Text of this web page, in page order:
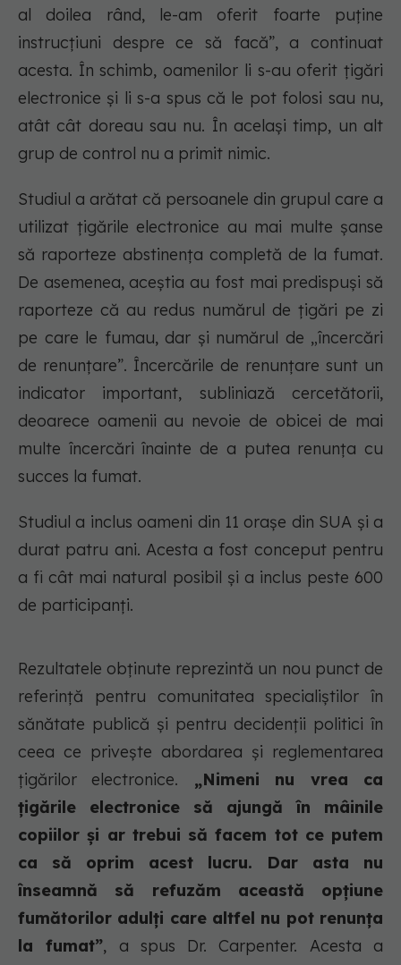
al doilea rând, le-am oferit foarte puține
instrucțiuni despre ce să facă”, a continuat
acesta. În schimb, oamenilor li s-au oferit țigări
electronice și li s-a spus că le pot folosi sau nu,
atât cât doreau sau nu. În același timp, un alt
grup de control nu a primit nimic.
Studiul a arătat că persoanele din grupul care a
utilizat țigările electronice au mai multe șanse
să raporteze abstinența completă de la fumat.
De asemenea, aceștia au fost mai predispuși să
raporteze că au redus numărul de țigări pe zi
pe care le fumau, dar și numărul de „încercări
de renunțare”. Încercările de renunțare sunt un
indicator important, subliniază cercetătorii,
deoarece oamenii au nevoie de obicei de mai
multe încercări înainte de a putea renunța cu
succes la fumat.
Studiul a inclus oameni din 11 orașe din SUA și a
durat patru ani. Acesta a fost conceput pentru
a fi cât mai natural posibil și a inclus peste 600
de participanți.
Rezultatele obținute reprezintă un nou punct de
referință pentru comunitatea specialiștilor în
sănătate publică și pentru decidenții politici în
ceea ce privește abordarea și reglementarea
țigărilor electronice. „Nimeni nu vrea ca
țigările electronice să ajungă în mâinile
copiilor și ar trebui să facem tot ce putem
ca să oprim acest lucru. Dar asta nu
înseamnă să refuzăm această opțiune
fumătorilor adulți care altfel nu pot renunța
la fumat”, a spus Dr. Carpenter. Acesta a